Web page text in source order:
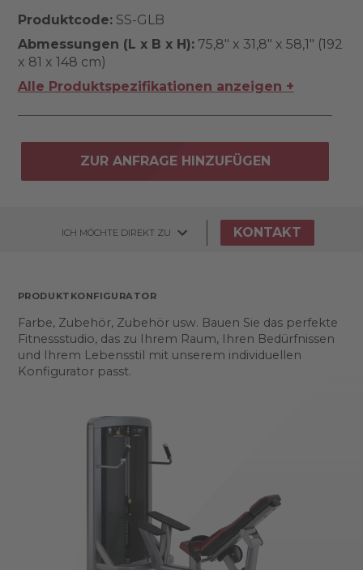
Produktcode:SS-GLB
Abmessungen (L x B x H):75,8" x 31,8" x 58,1" (192
x 81 x 148 cm)
Alle Produktspezifikationen anzeigen +
ZUR ANFRAGE HINZUFÜGEN
ICH MÖCHTE DIREKT ZU KONTAKT
PRODUKTKONFIGURATOR
Farbe, Zubehör, Zubehör usw. Bauen Sie das perfekte
Fitnessstudio, das zu Ihrem Raum, Ihren Bedürfnissen
und Ihrem Lebensstil mit unserem individuellen
Konfigurator passt.